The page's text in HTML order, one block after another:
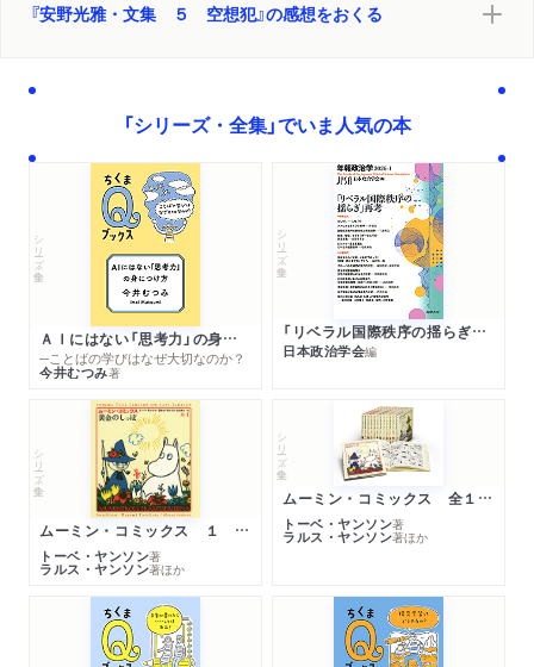
『安野光雅・文集 ５ 空想犯』の感想をおくる
「シリーズ・全集」でいま人気の本
シリーズ・全集
ＡＩにはない「思考力」の身につけ方
─ことばの学びはなぜ大切なのか？
今井むつみ著
シリーズ・全集
「リベラル国際秩序の揺らぎ」再考 年報政治学２０２６‐Ⅰ
日本政治学会編
シリーズ・全集
ムーミン・コミックス １ 黄金のしっぽ
トーベ・ヤンソン著
ラルス・ヤンソン著ほか
シリーズ・全集
ムーミン・コミックス 全１４巻セット
トーベ・ヤンソン著
ラルス・ヤンソン著ほか